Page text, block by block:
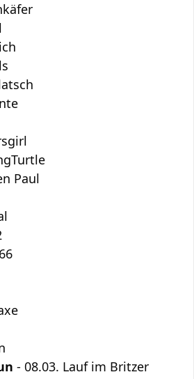
Paul
- 08.03. Lauf im Britzer